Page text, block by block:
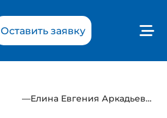
Оставить заявку
— Елина Евгения Аркадьевна